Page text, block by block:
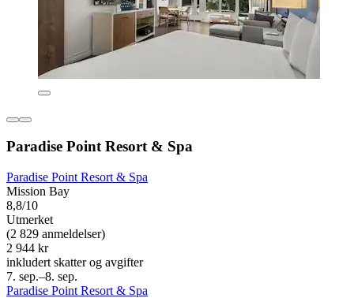
Paradise Point Resort & Spa
Paradise Point Resort & Spa
Mission Bay
8,8/10
Utmerket
(2 829 anmeldelser)
2 944 kr
inkludert skatter og avgifter
7. sep.–8. sep.
Paradise Point Resort & Spa